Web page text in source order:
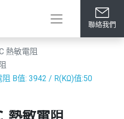
聯絡我們
熱敏電阻
B值: 3942 / R(KΩ)值:50